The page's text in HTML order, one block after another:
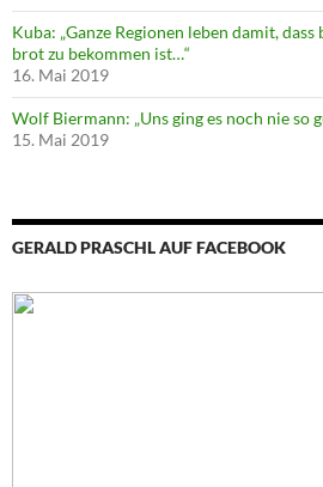
Kuba: „Ganze Regionen leben damit,
brot zu bekommen ist…“
16. Mai 2019
Wolf Biermann: „Uns ging es noch nie so
15. Mai 2019
GERALD PRASCHL AUF FACEBOOK